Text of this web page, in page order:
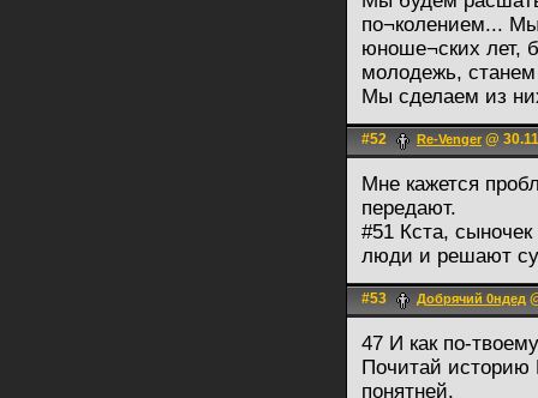
по¬колением...
юноше¬ских лет,
молодежь, станем
Мы сделаем из
#52 Re-Venger @
Мне кажется
передают.
#51 Кста,
люди и решают
#53 Добрячий 0ндед
47 И как по-
Почитай историю
понятней.